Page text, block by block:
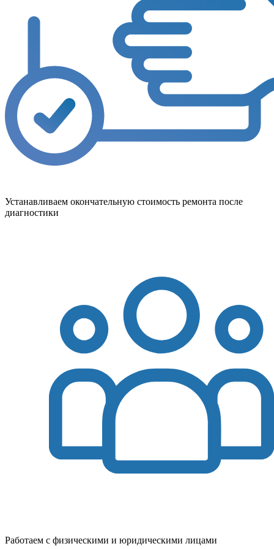
Устанавливаем окончательную стоимость ремонта после
диагностики
Работаем с физическими и юридическими лицами